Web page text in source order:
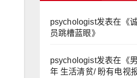
psychologist发表在《
员跳槽蓝眼》
psychologist发表在《
年 生活清贫/ 盼有电视